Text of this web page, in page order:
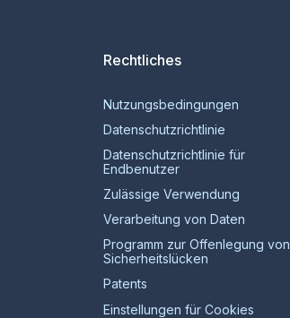
Rechtliches
Nutzungsbedingungen
Datenschutzrichtlinie
Datenschutzrichtlinie für
Endbenutzer
Zulässige Verwendung
Verarbeitung von Daten
Programm zur Offenlegung von
Sicherheitslücken
Patents
Einstellungen für Cookies